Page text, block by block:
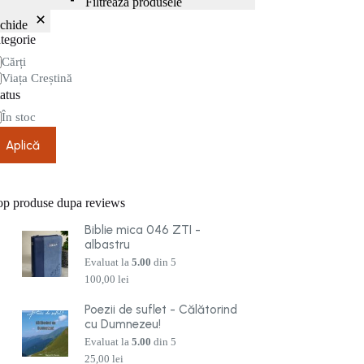
Cărți
Viața Creștină
În stoc
Aplică
produse dupa reviews
Biblie mica 046 ZTI -
albastru
Evaluat la5.00 din 5
100,00lei
Poezii de suflet - Călătorind
cu Dumnezeu!
Evaluat la5.00 din 5
25,00lei